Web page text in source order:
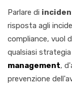
Parlare di
risposta agli
compliance, vuol
qualsiasi
management,
prevenzione